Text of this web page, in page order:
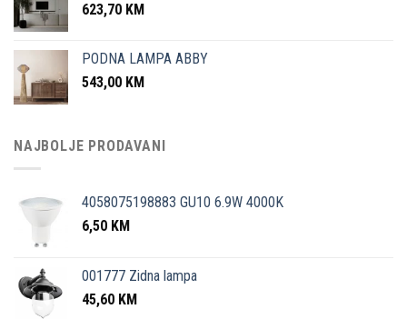
623,70 KM
PODNA LAMPA ABBY
543,00 KM
NAJBOLJE PRODAVANI
4058075198883 GU10 6.9W 4000K
6,50 KM
001777 Zidna lampa
45,60 KM